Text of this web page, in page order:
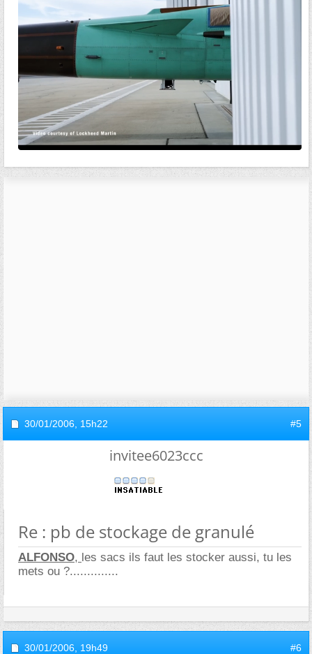
30/01/2006, 15h22 #5
invitee6023ccc
Re : pb de stockage de granulé
ALFONSO, les sacs ils faut les stocker aussi, tu les
mets ou ?..............
30/01/2006, 19h49 #6